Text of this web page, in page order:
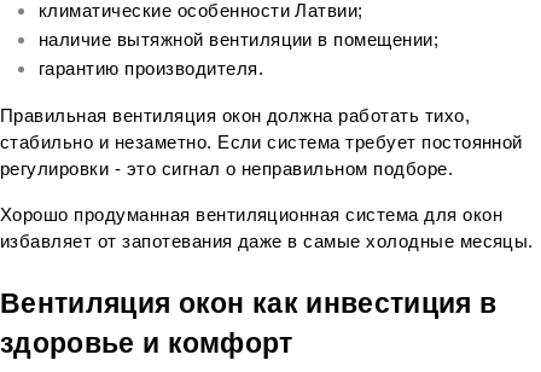
климатические особенности Латвии;
наличие вытяжной вентиляции в помещении;
гарантию производителя.
Правильная вентиляция окон должна работать тихо,
стабильно и незаметно. Если система требует постоянной
регулировки - это сигнал о неправильном подборе.
Хорошо продуманная вентиляционная система для окон
избавляет от запотевания даже в самые холодные месяцы.
Вентиляция окон как инвестиция в
здоровье и комфорт